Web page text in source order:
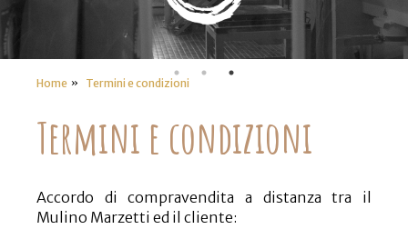
Home » Termini e condizioni
Termini e condizioni
Accordo di compravendita a distanza tra il
Mulino Marzetti ed il cliente: